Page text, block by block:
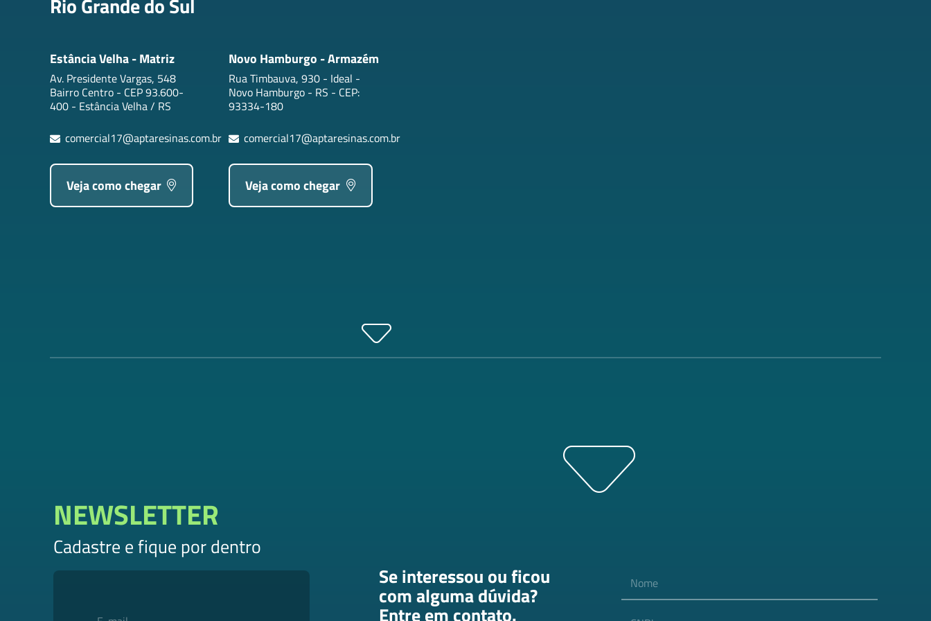
Rio Grande do Sul
Estância Velha - Matriz
Av. Presidente Vargas, 548
Bairro Centro - CEP 93.600-
400 - Estância Velha / RS
comercial17@aptaresinas.com.br
Veja como chegar
Novo Hamburgo - Armazém
Rua Timbauva, 930 - Ideal -
Novo Hamburgo - RS - CEP:
93334-180
comercial17@aptaresinas.com.br
Veja como chegar
NEWSLETTER
Cadastre e fique por dentro
Se interessou ou ficou
com alguma dúvida?
Entre em contato.